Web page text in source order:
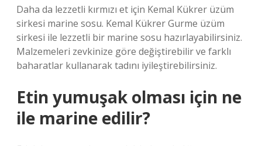
Daha da lezzetli kırmızı et için Kemal Kükrer üzüm
sirkesi marine sosu. Kemal Kükrer Gurme üzüm
sirkesi ile lezzetli bir marine sosu hazırlayabilirsiniz.
Malzemeleri zevkinize göre değiştirebilir ve farklı
baharatlar kullanarak tadını iyileştirebilirsiniz.
Etin yumuşak olması için ne
ile marine edilir?